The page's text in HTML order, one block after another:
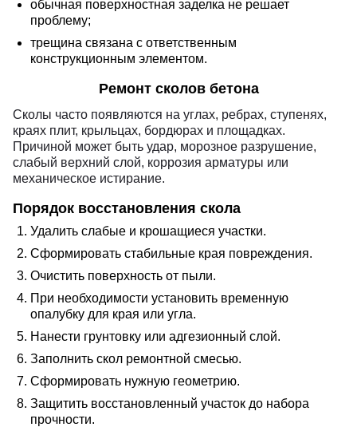
обычная поверхностная заделка не решает
проблему;
трещина связана с ответственным
конструкционным элементом.
Ремонт сколов бетона
Сколы часто появляются на углах, ребрах, ступенях,
краях плит, крыльцах, бордюрах и площадках.
Причиной может быть удар, морозное разрушение,
слабый верхний слой, коррозия арматуры или
механическое истирание.
Порядок восстановления скола
Удалить слабые и крошащиеся участки.
Сформировать стабильные края повреждения.
Очистить поверхность от пыли.
При необходимости установить временную
опалубку для края или угла.
Нанести грунтовку или адгезионный слой.
Заполнить скол ремонтной смесью.
Сформировать нужную геометрию.
Защитить восстановленный участок до набора
прочности.